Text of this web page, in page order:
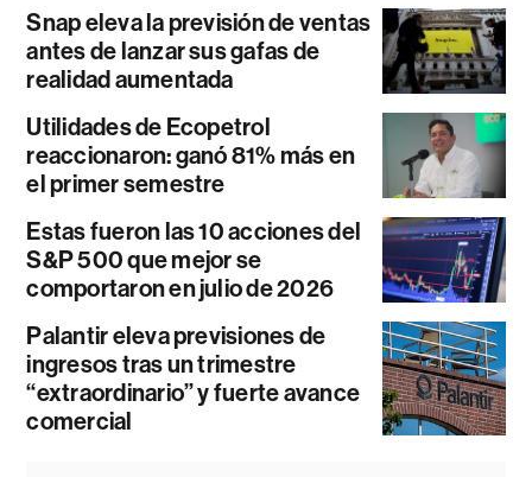
Snap eleva la previsión de ventas
antes de lanzar sus gafas de
realidad aumentada
Utilidades de Ecopetrol
reaccionaron: ganó 81% más en
el primer semestre
Estas fueron las 10 acciones del
S&P 500 que mejor se
comportaron en julio de 2026
Palantir eleva previsiones de
ingresos tras un trimestre
“extraordinario” y fuerte avance
comercial